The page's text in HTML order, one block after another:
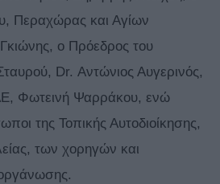
Περαχώρας και Αγίων
ο Πρόεδρος του
Dr. Αντώνιος Αυγερινός,
Φωτεινή Ψαρράκου, ενώ
της Τοπικής Αυτοδιοίκησης,
των χορηγών και